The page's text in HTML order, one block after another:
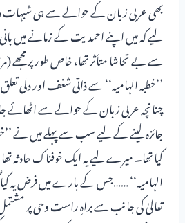
بھی عربی زبان کے حوالے سے ہی
لیے کہ میں اپنے احمدیت کے زمانے میں
سے بے تحاشا متأثر تھا، خاص طور پر
’’خطبہ الہامیہ‘‘ سے ذاتی شغف اور دلی
چنانچہ عربی زبان کے حوالے سے
جائزہ لینے کے لیے سب سے پہلے میں نے
کیا تھا۔ میرے لیے یہ ایک خوفناک
الہامیہ‘‘ ……جس کے بارے میں فرض یہ کیا
تعالیٰ کی جانب سے براہِ راست وحی پر